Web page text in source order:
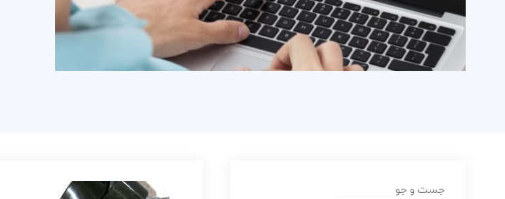
جست و جو